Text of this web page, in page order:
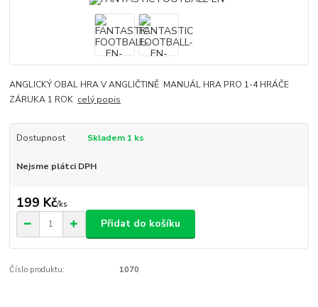
ANGLICKÝ OBAL HRA V ANGLIČTINĚ MANUÁL HRA PRO 1-4 HRÁČE
ZÁRUKA 1 ROK celý popis
Dostupnost Skladem 1 ks
Nejsme plátci DPH
199 Kč/ks
Přidat do košíku
Číslo produktu: 1070